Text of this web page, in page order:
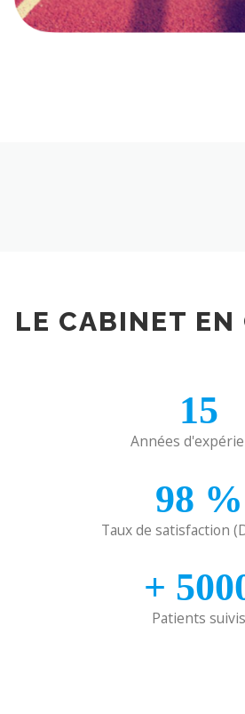
LE CABINET EN
15
Années
98 %
Taux de satisfaction
+
Patients suivis